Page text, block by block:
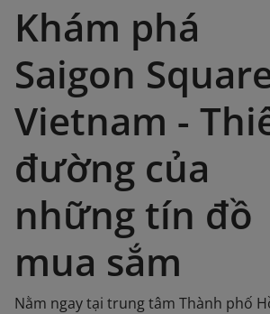
Khám phá
Saigon
Vietnam -
đường của
những tín đồ
mua sắm
Nằm ngay tại trung tâm Thành phố